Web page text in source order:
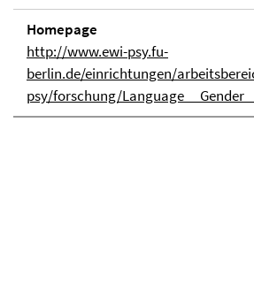
Homepage
http://www.ewi-psy.fu-
berlin.de/einrichtungen/
psy/forschung/